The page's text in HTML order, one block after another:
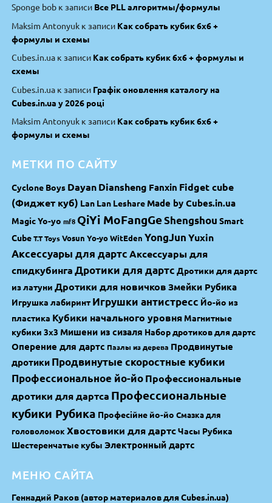
Sponge bob к записи Все PLL алгоритмы/формулы
Maksim Antonyuk к записи Как собрать кубик 6х6 +
формулы и схемы
Cubes.in.ua к записи Как собрать кубик 6х6 + формулы и
схемы
Cubes.in.ua к записи Графік оновлення каталогу на
Cubes.in.ua у 2026 році
Maksim Antonyuk к записи Как собрать кубик 6х6 +
формулы и схемы
МЕТКИ ПО САЙТУ
Cyclone Boys DayanDiansheng Fanxin Fidget cube
(Фиджет куб) Lan Lan Leshare Made by Cubes.in.ua
Magic Yo-yo mf8 QiYi MoFangGeShengshou Smart
Cube T.T Toys Vosun Yo-yoWitEden YongJun Yuxin
Аксессуары для дартс Аксессуары для
спидкубинга Дротики для дартс Дротики для дартс
из латуни Дротики для новичков Змейки Рубика
Игрушка лабиринт Игрушки антистресс Йо-йо из
пластика Кубики начального уровня Магнитные
кубики 3х3 Мишени из сизаля Набор дротиков для дартс
Оперение для дартс Пазлы из дерева Продвинутые
дротики Продвинутые скоростные кубики
Профессиональное йо-йоПрофессиональные
дротики для дартса Профессиональные
кубики Рубика Професійне йо-йо Смазка для
головоломокХвостовики для дартсЧасы Рубика
Шестеренчатые кубы Электронный дартс
МЕНЮ САЙТА
Геннадий Раков (автор материалов для Cubes.in.ua)